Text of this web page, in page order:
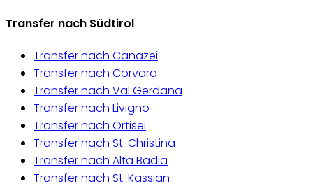
Transfer nach Südtirol
Transfer nach Canazei
Transfer nach Corvara
Transfer nach Val Gerdana
Transfer nach Livigno
Transfer nach Ortisei
Transfer nach St. Christina
Transfer nach Alta Badia
Transfer nach St. Kassian